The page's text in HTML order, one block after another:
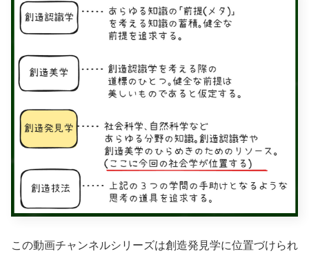
この動画チャンネルシリーズは創造発見学に位置づけられ